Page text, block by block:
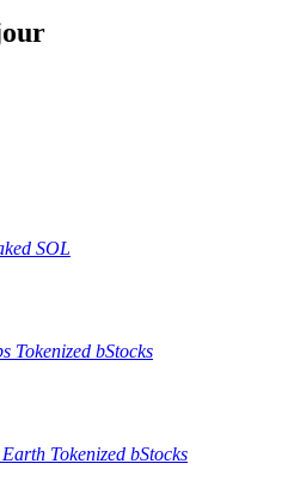
garantie
monnaie
SOL
Tokenized bStocks
Tokenized bStocks